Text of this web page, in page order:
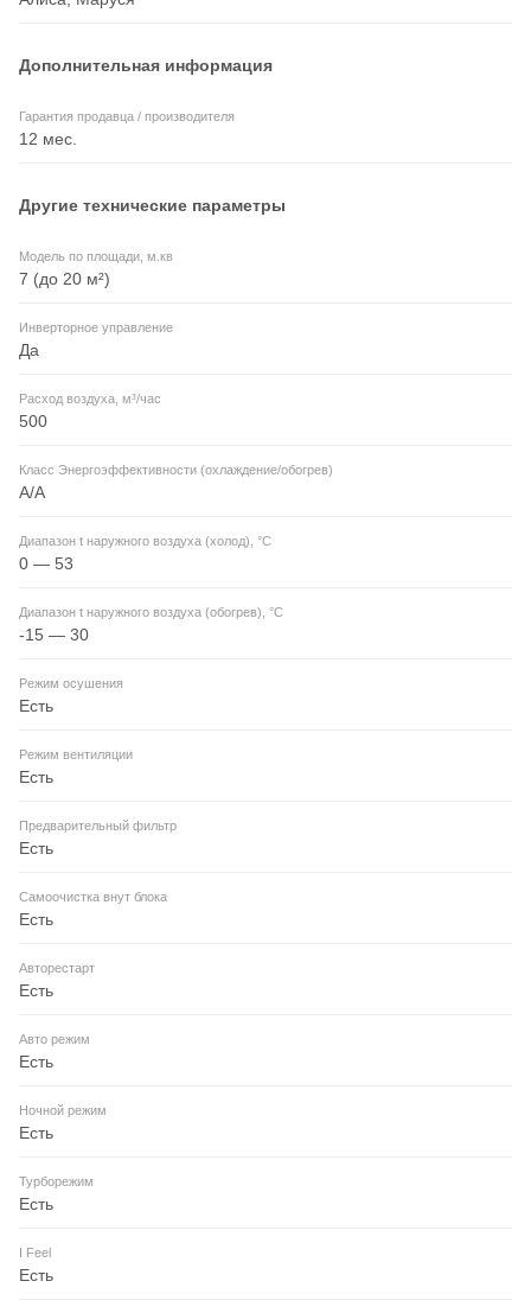
Дополнительная информация
Гарантия продавца / производителя
12 мес.
Другие технические параметры
Модель по площади, м.кв
7 (до 20 м²)
Инверторное управление
Да
Расход воздуха, м³/час
500
Класс Энергоэффективности (охлаждение/обогрев)
А/A
Диапазон t наружного воздуха (холод), °C
0 — 53
Диапазон t наружного воздуха (обогрев), °C
-15 — 30
Режим осушения
Есть
Режим вентиляции
Есть
Предварительный фильтр
Есть
Самоочистка внут блока
Есть
Авторестарт
Есть
Авто режим
Есть
Ночной режим
Есть
Турборежим
Есть
I Feel
Есть